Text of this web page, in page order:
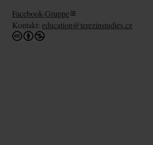
Facebook-Gruppe
Kontakt: education@terezinstudies.cz